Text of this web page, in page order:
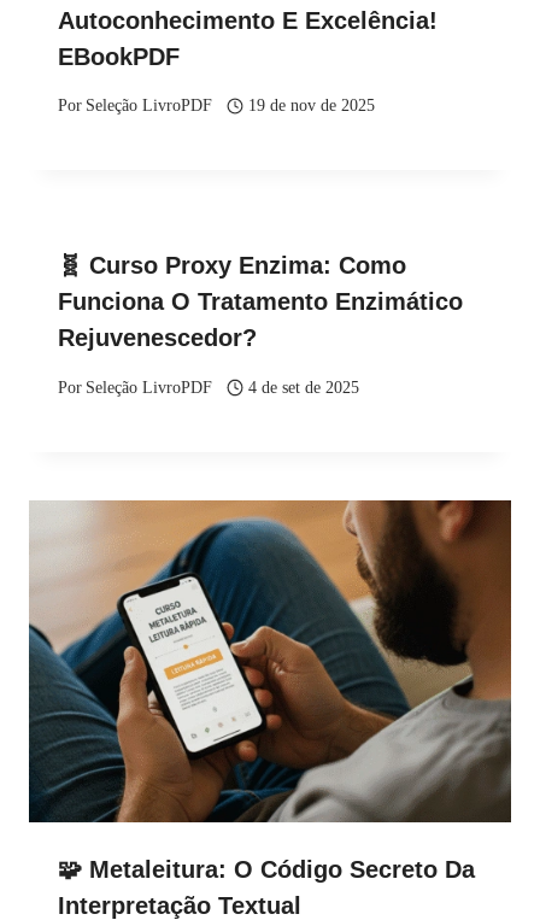
Autoconhecimento E Excelência!
EBookPDF
Por Seleção LivroPDF 19 de nov de 2025
🧬 Curso Proxy Enzima: Como
Funciona O Tratamento Enzimático
Rejuvenescedor?
Por Seleção LivroPDF 4 de set de 2025
🧩 Metaleitura: O Código Secreto Da
Interpretação Textual